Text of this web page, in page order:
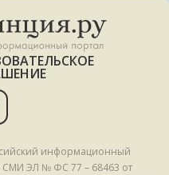
информационный
СМИ ЭЛ № ФС 77 – 68463 от